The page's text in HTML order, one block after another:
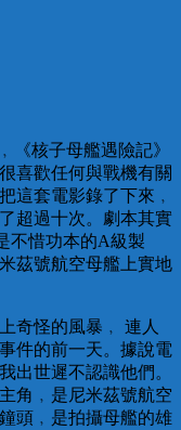
《核子母艦遇險記》
喜歡任何與戰機有關
這套電影錄了下來﹐
超過十次。劇本其實
不惜功本的A級製
茲號航空母艦上實地
奇怪的風暴﹐ 連人
件的前一天。據說電
出世遲不認識他們。
角﹐是尼米茲號航空
頭﹐是拍攝母艦的雄